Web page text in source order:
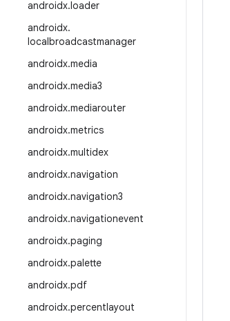
androidx.loader
androidx.
localbroadcastmanager
androidx.media
androidx.media3
androidx.mediarouter
androidx.metrics
androidx.multidex
androidx.navigation
androidx.navigation3
androidx.navigationevent
androidx.paging
androidx.palette
androidx.pdf
androidx.percentlayout